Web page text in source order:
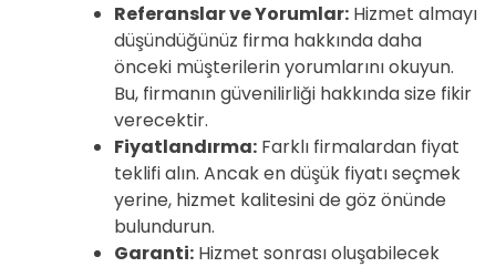
Referanslar ve Yorumlar: Hizmet almayı
düşündüğünüz firma hakkında daha
önceki müşterilerin yorumlarını okuyun.
Bu, firmanın güvenilirliği hakkında size fikir
verecektir.
Fiyatlandırma: Farklı firmalardan fiyat
teklifi alın. Ancak en düşük fiyatı seçmek
yerine, hizmet kalitesini de göz önünde
bulundurun.
Garanti: Hizmet sonrası oluşabilecek